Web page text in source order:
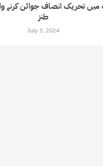
تحریک انصاف جوائن کرنے
طنز
July 3, 2024